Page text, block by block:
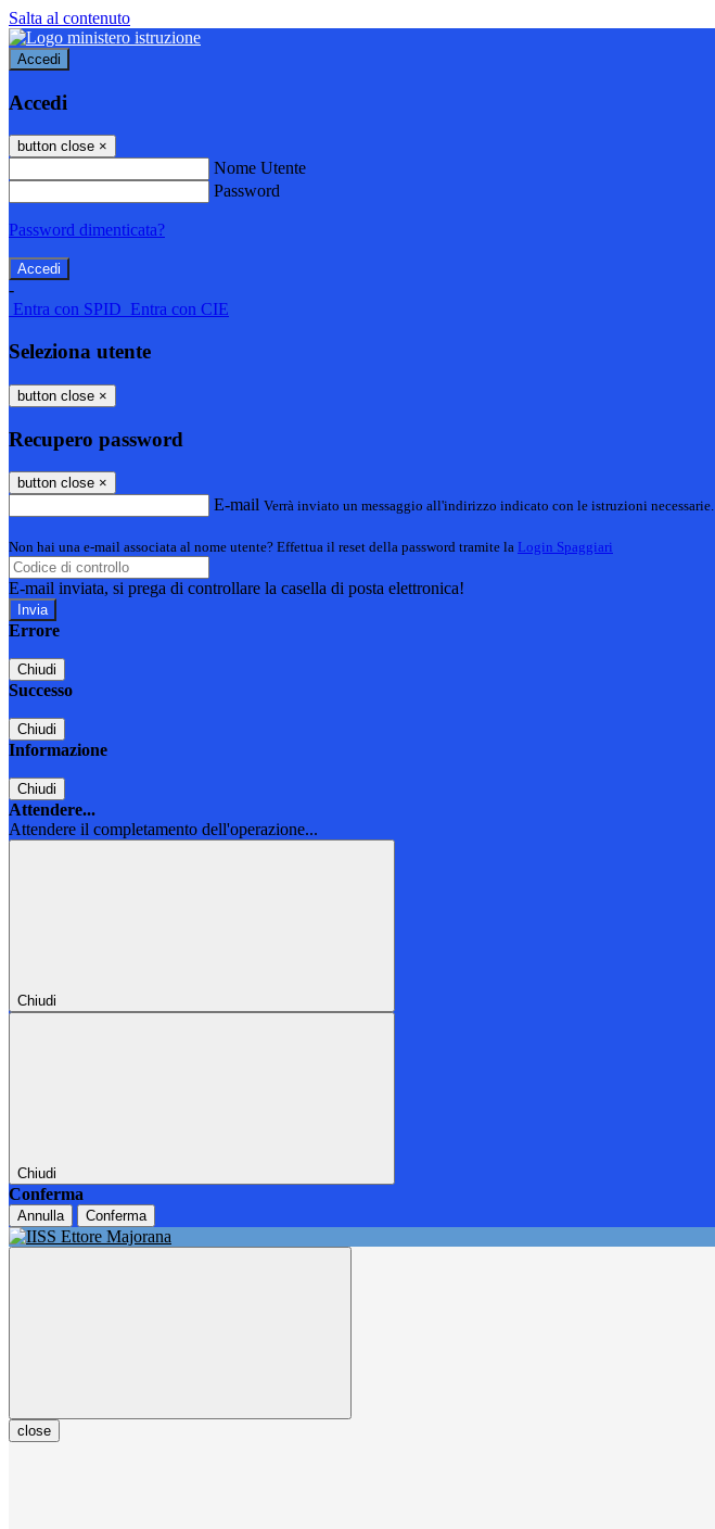
Salta al contenuto
Accedi
Accedi
button close ×
Nome Utente
Password
Password dimenticata?
-
Entra con SPID Entra con CIE
Seleziona utente
button close ×
Recupero password
button close ×
E-mail Verrà inviato un messaggio all'indirizzo indicato con le istruzioni necessarie.
Non hai una e-mail associata al nome utente? Effettua il reset della password tramite la Login Spaggiari
E-mail inviata, si prega di controllare la casella di posta elettronica!
Errore
Chiudi
Successo
Chiudi
Informazione
Chiudi
Attendere...
Attendere il completamento dell'operazione...
Chiudi
Chiudi
Conferma
Annulla Conferma
close